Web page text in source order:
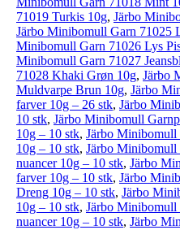
71019 Turkis 10g, Järbo
Järbo Minibomull Garn 71025
Minibomull Garn 71026 Lys
Minibomull Garn 71027
71028 Khaki Grøn 10g, Järbo
Muldvarpe Brun 10g, Järbo
farver 10g – 26 stk, Järbo
10 stk, Järbo Minibomull
10g – 10 stk, Järbo Minibomull
10g – 10 stk, Järbo Minibomull
nuancer 10g – 10 stk, Järbo
farver 10g – 10 stk, Järbo
Dreng 10g – 10 stk, Järbo
10g – 10 stk, Järbo Minibomull
nuancer 10g – 10 stk, Järbo